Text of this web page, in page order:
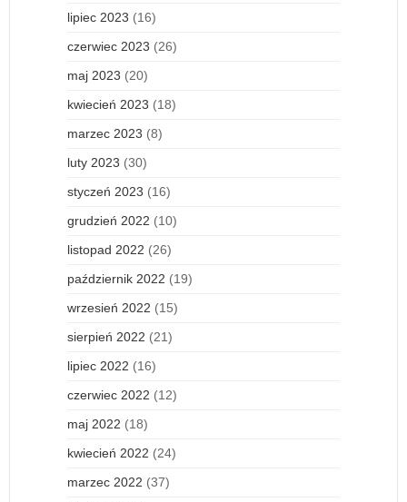
lipiec 2023 (16)
czerwiec 2023 (26)
maj 2023 (20)
kwiecień 2023 (18)
marzec 2023 (8)
luty 2023 (30)
styczeń 2023 (16)
grudzień 2022 (10)
listopad 2022 (26)
październik 2022 (19)
wrzesień 2022 (15)
sierpień 2022 (21)
lipiec 2022 (16)
czerwiec 2022 (12)
maj 2022 (18)
kwiecień 2022 (24)
marzec 2022 (37)